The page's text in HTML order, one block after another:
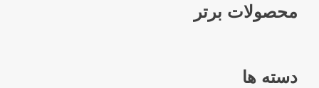
محصولات برتر
دسته ها